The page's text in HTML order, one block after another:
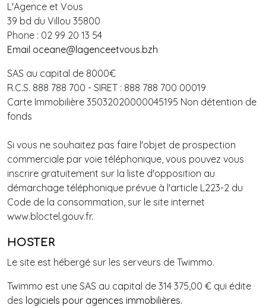
L'Agence et Vous
39 bd du Villou 35800
Phone : 02 99 20 13 54
Email oceane@lagenceetvous.bzh
SAS au capital de 8000€
R.C.S. 888 788 700 - SIRET : 888 788 700 00019
Carte Immobilière 35032020000045195 Non détention de
fonds
Si vous ne souhaitez pas faire l'objet de prospection
commerciale par voie téléphonique, vous pouvez vous
inscrire gratuitement sur la liste d'opposition au
démarchage téléphonique prévue à l'article L223-2 du
Code de la consommation, sur le site internet
www.bloctel.gouv.fr.
HOSTER
Le site est hébergé sur les serveurs de Twimmo.
Twimmo est une SAS au capital de 314 375,00 € qui édite
des logiciels pour agences immobilières.